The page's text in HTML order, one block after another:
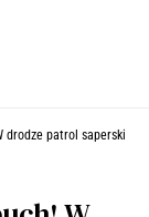
drodze patrol saperski